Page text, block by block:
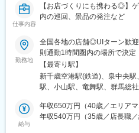
仕事内容
【お店づくりにも携わる◎】
内の巡回、景品の発注など
勤務地
全国各地の店舗◎UIターン歓
則通勤1時間圏内の場所で決
へ昇格後、新店舗開設時に転
市■東北宮城／富谷市・利府
木／三川町・小山市群馬／太
原市・印西市東京／杉並区・
相模原市■北陸・甲信越新潟／
【最寄り駅】
新千歳空港駅(鉄道)、泉中央
駅、小山駅、竜舞駅、群馬総
井駅、印西牧の原駅、荻窪駅
駅、元町・中華街駅、橋本駅(
給与
年収650万円（40歳／エリア
年収540万円（35歳／店長職／